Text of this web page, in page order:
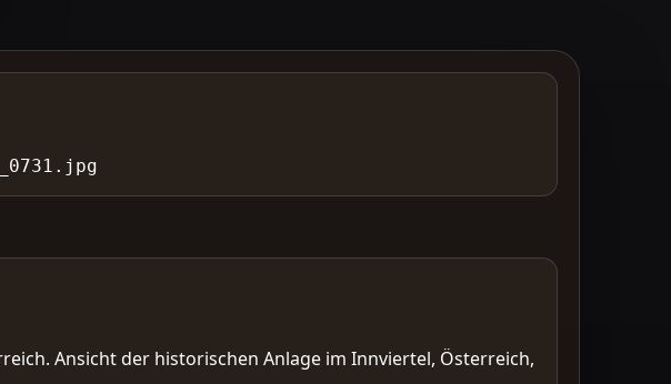
Ansicht der historischen Anlage im Innviertel, Österreich,